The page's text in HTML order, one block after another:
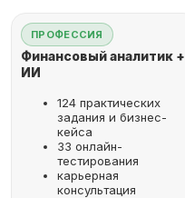
ПРОФЕССИЯ
Финансовый аналитик +
ИИ
124 практических
задания и бизнес-
кейса
33 онлайн-
тестирования
карьерная
консультация